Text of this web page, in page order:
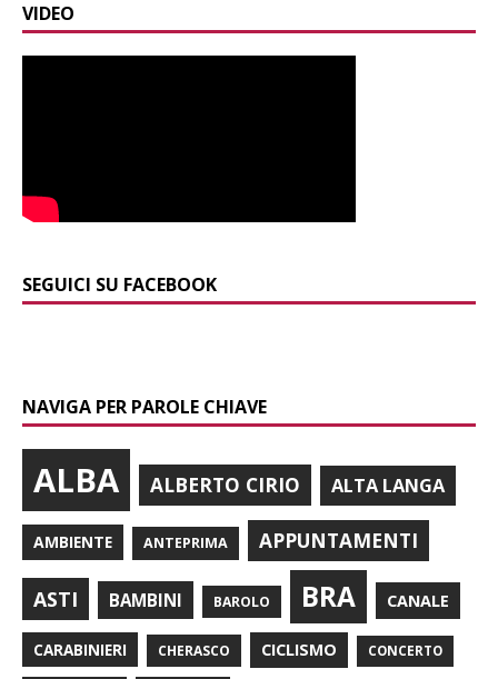
VIDEO
SEGUICI SU FACEBOOK
NAVIGA PER PAROLE CHIAVE
ALBA ALBERTO CIRIO ALTA LANGA
AMBIENTE ANTEPRIMA APPUNTAMENTI
ASTI BAMBINI BAROLO BRA CANALE
CARABINIERI CHERASCO CICLISMO CONCERTO